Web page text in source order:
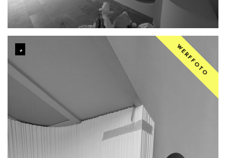
WERFFOTO